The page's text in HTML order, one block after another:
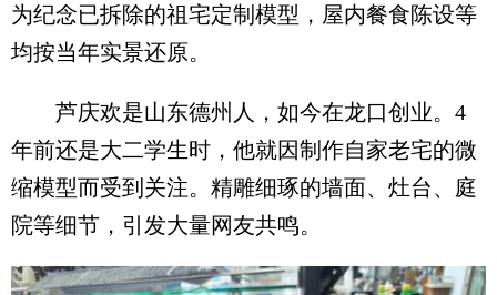
为纪念已拆除的祖宅定制模型，屋内餐食陈设等
均按当年实景还原。
芦庆欢是山东德州人，如今在龙口创业。4
年前还是大二学生时，他就因制作自家老宅的微
缩模型而受到关注。精雕细琢的墙面、灶台、庭
院等细节，引发大量网友共鸣。